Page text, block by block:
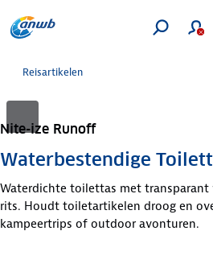
Reisartikelen
Nite-ize Runoff
Waterbestendige
Waterdichte toilettas met transparant
rits. Houdt toiletartikelen droog en
kampeertrips of outdoor avonturen.